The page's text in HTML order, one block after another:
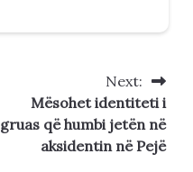
Next:
Mësohet identiteti i
gruas që humbi jetën në
aksidentin në Pejë